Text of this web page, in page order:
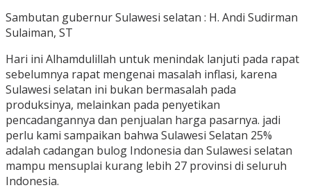
Sambutan gubernur Sulawesi selatan : H. Andi Sudirman
Sulaiman, ST
Hari ini Alhamdulillah untuk menindak lanjuti pada rapat
sebelumnya rapat mengenai masalah inflasi, karena
Sulawesi selatan ini bukan bermasalah pada
produksinya, melainkan pada penyetikan
pencadangannya dan penjualan harga pasarnya. jadi
perlu kami sampaikan bahwa Sulawesi Selatan 25%
adalah cadangan bulog Indonesia dan Sulawesi selatan
mampu mensuplai kurang lebih 27 provinsi di seluruh
Indonesia.